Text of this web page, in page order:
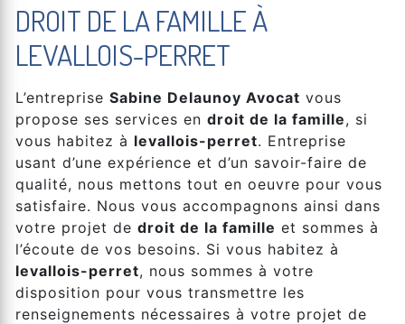
DROIT DE LA FAMILLE À
LEVALLOIS-PERRET
L’entreprise Sabine Delaunoy Avocat vous
propose ses services en droit de la famille, si
vous habitez à levallois-perret. Entreprise
usant d’une expérience et d’un savoir-faire de
qualité, nous mettons tout en oeuvre pour vous
satisfaire. Nous vous accompagnons ainsi dans
votre projet de droit de la famille et sommes à
l’écoute de vos besoins. Si vous habitez à
levallois-perret, nous sommes à votre
disposition pour vous transmettre les
renseignements nécessaires à votre projet de